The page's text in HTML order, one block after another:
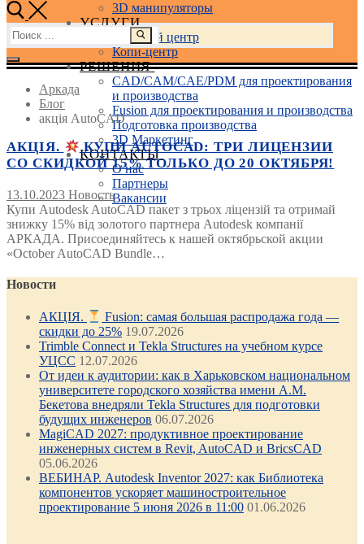
3D манипуляторы
УСЛУГИ
Учебный центр
Копи-центр
РЕШЕНИЯ
CAD/CAM/CAE/PDM для проектирования
и производства
Fusion для проектирования и производства
Подготовка производства
3D Маркетинг
КОНТАКТЫ
О нас
Партнеры
Вакансии
Найти:
Аркада
Блог
акція AutoCAD
АКЦІЯ.
КУПИ AUTOCAD: ТРИ ЛИЦЕНЗИИ
СО СКИДКОЙ 15% ТОЛЬКО ДО 20 ОКТЯБРЯ!
13.10.2023 Новость
Купи Autodesk AutoCAD пакет з трьох ліцензій та отримай
знижку 15% від золотого партнера Autodesk компанії
АРКАДА. Присоединяйтесь к нашей октябрьской акции
«October AutoCAD Bundle…
Новости
АКЦІЯ.
Fusion: самая большая распродажа года —
скидки до 25% 19.07.2026
Trimble Connect и Tekla Structures на учебном курсе
УЦСС 12.07.2026
От идеи к аудитории: как в Харьковском национальном
университете городского хозяйства имени А.М.
Бекетова внедряли Tekla Structures для подготовки
будущих инженеров 06.07.2026
MagiCAD 2027: продуктивное проектирование
инженерных систем в Revit, AutoCAD и BricsCAD
05.06.2026
ВЕБИНАР. Autodesk Inventor 2027: как Библиотека
компонентов ускоряет машиностроительное
проектирование 5 июня 2026 в 11:00 01.06.2026